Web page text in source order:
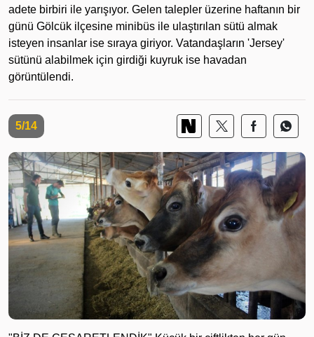
adete birbiri ile yarışıyor. Gelen talepler üzerine haftanın bir
günü Gölcük ilçesine minibüs ile ulaştırılan sütü almak
isteyen insanlar ise sıraya giriyor. Vatandaşların 'Jersey'
sütünü alabilmek için girdiği kuyruk ise havadan
görüntülendi.
5/14